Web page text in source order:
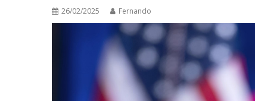
26/02/2025 Fernando